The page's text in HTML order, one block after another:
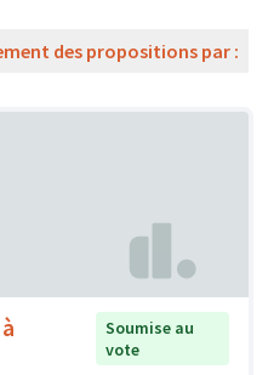
des propositions par :
Soumise au
vote